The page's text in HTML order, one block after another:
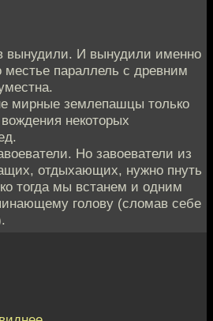
вынудили. И вынудили именно
параллель с древним
мирные землепашцы только
некоторых
Но завоеватели из
отдыхающих, нужно пнуть
тогда мы встанем и одним
голову (сломав себе